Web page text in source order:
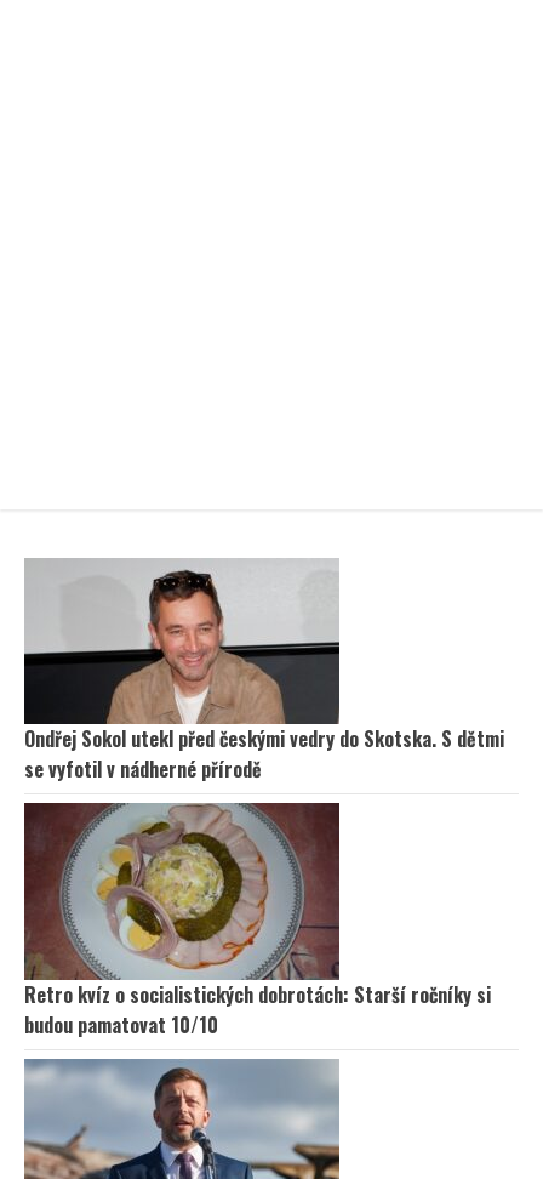
Ondřej Sokol utekl před českými vedry do Skotska. S dětmi
se vyfotil v nádherné přírodě
Retro kvíz o socialistických dobrotách: Starší ročníky si
budou pamatovat 10/10